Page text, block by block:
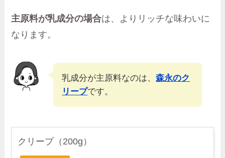
主原料が乳成分の場合は、よりリッチな味わいに
なります。
乳成分が主原料なのは、森永のク
リープです。
クリープ（200g）